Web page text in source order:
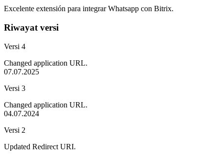
Excelente extensión para integrar Whatsapp con Bitrix.
Riwayat versi
Versi 4
Changed application URL.
07.07.2025
Versi 3
Changed application URL.
04.07.2024
Versi 2
Updated Redirect URI.